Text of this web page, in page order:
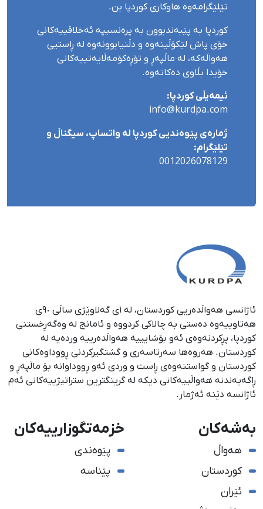
تێلێگرامەوە هاوکاری کوردپا بن.
کوردپا بە پێبەندبوون بە پرەنسیپە ئەخلاقییەکانی
خۆی پاش لێکۆڵینەوە و دڵنیابوونەوە لە ڕاستیی
هەواڵەکە، لە ماڵپەڕ و تۆڕەکۆمەڵایەتییەکانی
خۆیدا بڵاوی دەکاتەوە.
ئیمەیڵی کوردپا:
info@kurdpa.com
ژمارەی پێوەندیی کوردپا لە واتساپ، سیگناڵ و
تێلێگرام:
0012026078129
ئاژانسی هەواڵدەریی کوردستان، لە ١ی گەلاوێژی ساڵی ٩٠ی
هەتاوییەوە دەستی بە چالاکی کردووە و ئامانج لە وەگەڕخستنی
كوردپا، پڕكردنەوەی ئەو بۆشایییە هەواڵدەرییە وردەیە لە
كوردستان. هەروەها سەرتاسەری و گشتگیركردنی ڕووداوەكانی
كوردستان و گواستنەوەی ڕاست و وردی ئەو ڕووداوانە بۆ ماڵپەڕ و
ڕاگەیەندنە هەواڵییەكانی دیكە لە گرینگترین ستراتیژییەكانی ئەم
ئاژانسە دێنە ئەژمار.
بەشەکان
هەواڵ
کوردستان
ئێران
خزمەتگوزارییەکان
پێوەندی
پێناسە